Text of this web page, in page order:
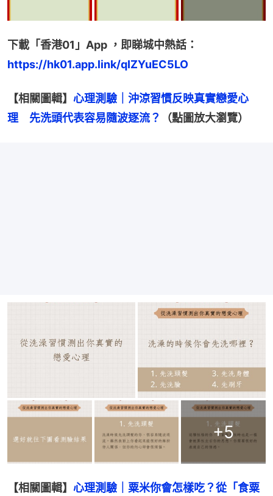
下載「香港01」App ，即睇城中熱話：
https://hk01.app.link/qIZYuEC5LO
【相關圖輯】 心理測驗｜沖涼習慣反映真實戀愛心
理　先洗頭代表容易隨波逐流？
（點圖放大瀏覽）
+5
【相關圖輯】 心理測驗｜粟米你會怎樣吃？從「食粟